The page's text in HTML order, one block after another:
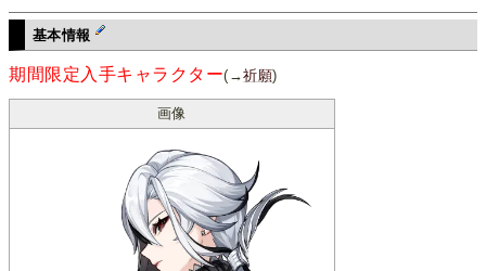
基本情報
期間限定入手キャラクター(→祈願)
画像